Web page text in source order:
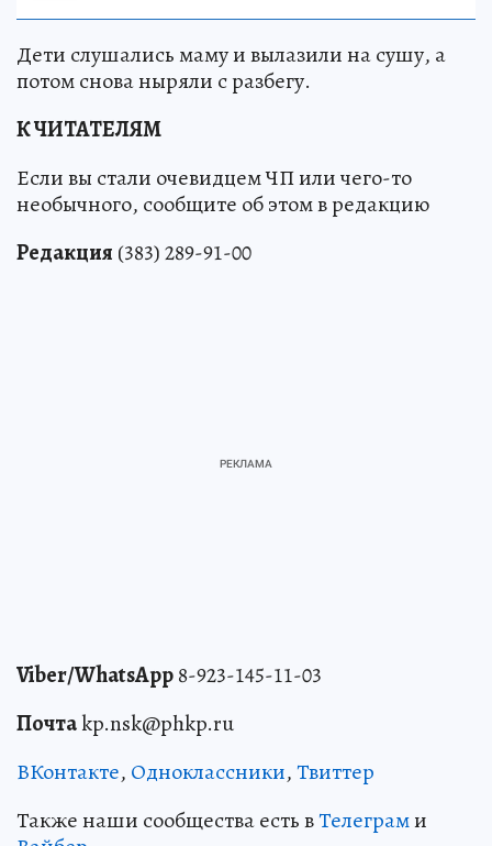
Дети слушались маму и вылазили на сушу, а
потом снова ныряли с разбегу.
К ЧИТАТЕЛЯМ
Если вы стали очевидцем ЧП или чего-то
необычного, сообщите об этом в редакцию
Редакция (383) 289-91-00
Viber/WhatsApp8-923-145-11-03
Почтаkp.nsk@phkp.ru
ВКонтакте, Одноклассники,Твиттер
Также наши сообщества есть вТелеграми